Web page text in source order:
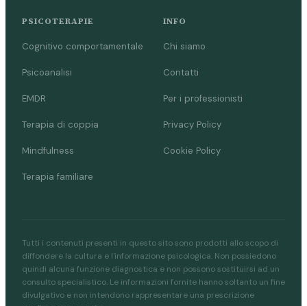
PSICOTERAPIE
Cognitivo comportamentale
Psicoanalisi
EMDR
Terapia di coppia
Mindfulness
Terapia familiare
INFO
Chi siamo
Contatti
Per i professionisti
Privacy Policy
Cookie Policy
Tutti i contenuti presenti in questo sito sono prodotti allo scopo di
diffondere la cultura e l'informazione psicologica. Non possiedono
quindi alcuna funzione diagnostica e non possono sostituirsi ad un
consulto specialistico. Le informazioni fornite hanno soltanto un fine
divulgativo e non intendono rappresentare una prescrizione